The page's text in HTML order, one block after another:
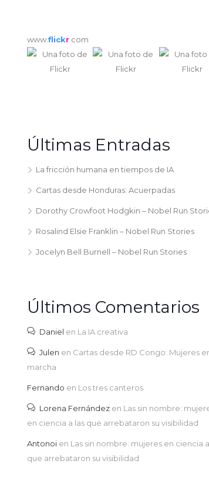
www.flickr .com
Últimas Entradas
La fricción humana en tiempos de IA
Cartas desde Honduras: Acuerpadas
Dorothy Crowfoot Hodgkin – Nobel Run
Rosalind Elsie Franklin – Nobel Run Stories
Jocelyn Bell Burnell – Nobel Run Stories
Últimos Comentarios
Daniel en La IA creativa
Julen en Cartas desde RD Congo: Mujeres
marcha
Fernando en Los tres canteros
Lorena Fernández en Las sin nombre:
en ciencia a las que arrebataron su visibilidad
Antonoi en Las sin nombre: mujeres en ciencia
que arrebataron su visibilidad